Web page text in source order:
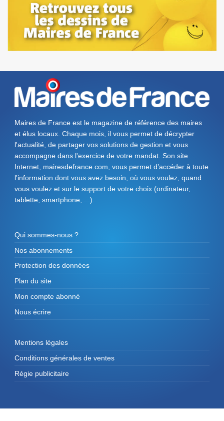
Maires de France est le magazine de référence des maires
et élus locaux. Chaque mois, il vous permet de décrypter
l'actualité, de partager vos solutions de gestion et vous
accompagne dans l'exercice de votre mandat. Son site
Internet, mairesdefrance.com, vous permet d’accéder à toute
l'information dont vous avez besoin, où vous voulez, quand
vous voulez et sur le support de votre choix (ordinateur,
tablette, smartphone, ...).
Qui sommes-nous ?
Nos abonnements
Protection des données
Plan du site
Mon compte abonné
Nous écrire
Mentions légales
Conditions générales de ventes
Régie publicitaire